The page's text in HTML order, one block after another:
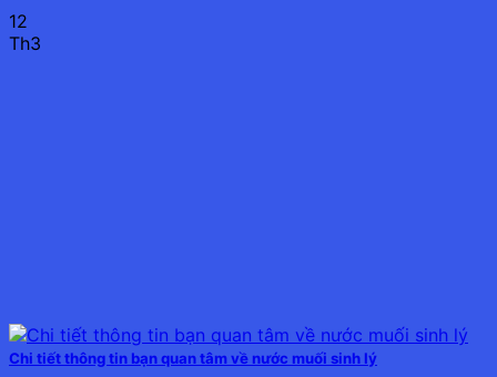
12
Th3
Chi tiết thông tin bạn quan tâm về nước muối sinh lý